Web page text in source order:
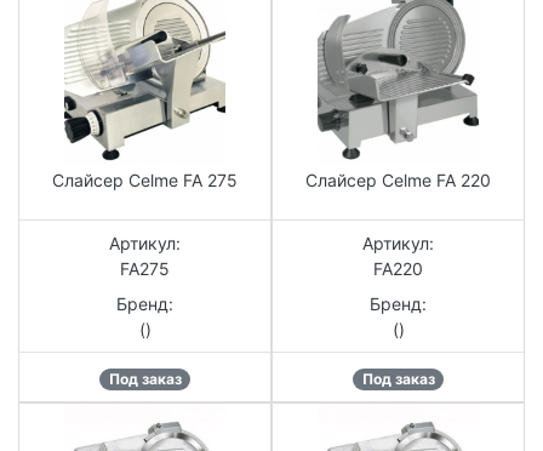
Слайсер Celme FA 275
Артикул:
FA275
Бренд:
()
Под заказ
Слайсер Celme FA 220
Артикул:
FA220
Бренд:
()
Под заказ